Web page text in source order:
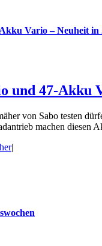
Vario – Neuheit in
und 47-Akku
von Sabo testen
machen
|